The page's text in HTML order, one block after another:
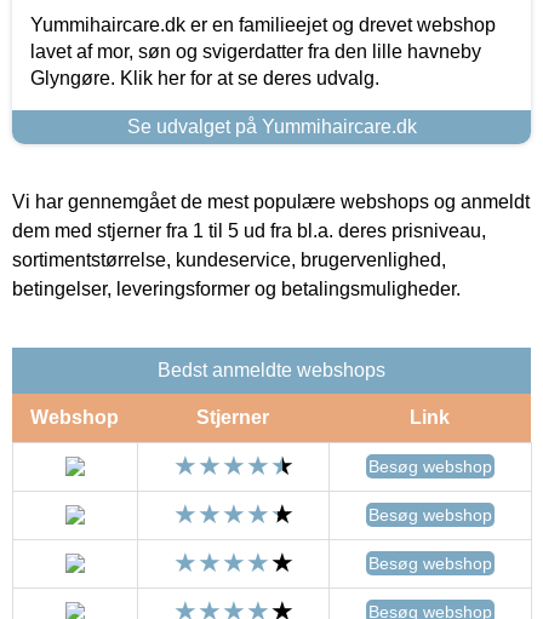
Yummihaircare.dk er en familieejet og drevet webshop
lavet af mor, søn og svigerdatter fra den lille havneby
Glyngøre. Klik her for at se deres udvalg.
Se udvalget på Yummihaircare.dk
Vi har gennemgået de mest populære webshops og anmeldt
dem med stjerner fra 1 til 5 ud fra bl.a. deres prisniveau,
sortimentstørrelse, kundeservice, brugervenlighed,
betingelser, leveringsformer og betalingsmuligheder.
Bedst anmeldte webshops
Webshop Stjerner Link
Besøg webshop
Besøg webshop
Besøg webshop
Besøg webshop